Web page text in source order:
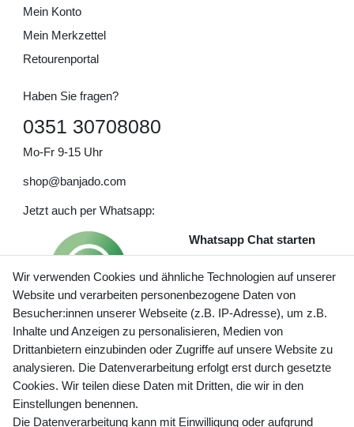
Mein Konto
Mein Merkzettel
Retourenportal
Haben Sie fragen?
0351 30708080
Mo-Fr 9-15 Uhr
shop@banjado.com
Jetzt auch per Whatsapp:
Whatsapp Chat starten
Preisangaben inkl. gesetzl. MwSt. und zzgl. Service- und
Versandkosten
Wir verwenden Cookies und ähnliche Technologien auf unserer
Website und verarbeiten personenbezogene Daten von
Besucher:innen unserer Webseite (z.B. IP-Adresse), um z.B.
Inhalte und Anzeigen zu personalisieren, Medien von
Drittanbietern einzubinden oder Zugriffe auf unsere Website zu
analysieren. Die Datenverarbeitung erfolgt erst durch gesetzte
Cookies. Wir teilen diese Daten mit Dritten, die wir in den
Einstellungen benennen.
Die Datenverarbeitung kann mit Einwilligung oder aufgrund